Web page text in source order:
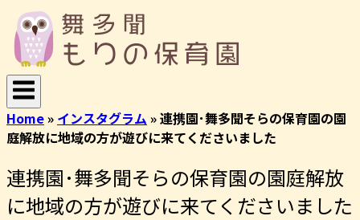
ン
テ
ン
ツ
へ
ス
キ
ッ
プ
ー
ム
Home» インスタグラム »連携園･舞多聞そらの保育園の園
庭解放に地域の方が遊びに来てくださいました
連携園･舞多聞そらの保育園の園庭解放
に地域の方が遊びに来てくださいました